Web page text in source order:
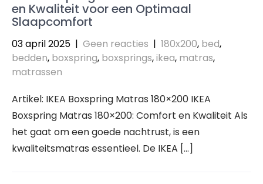
en Kwaliteit voor een Optimaal
Slaapcomfort
03 april 2025 | Geen reacties | 180x200, bed,
bedden, boxspring, boxsprings,ikea, matras,
matrassen
Artikel: IKEA Boxspring Matras 180×200 IKEA
Boxspring Matras 180×200: Comfort en Kwaliteit Als
het gaat om een goede nachtrust, is een
kwaliteitsmatras essentieel. De IKEA […]